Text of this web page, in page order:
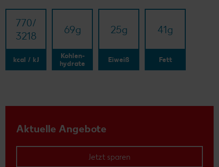
770/​
3218
kcal / kJ
69g
Kohlen-
hydrate
25g
Eiweiß
41g
Fett
Aktuelle Angebote
Jetzt sparen